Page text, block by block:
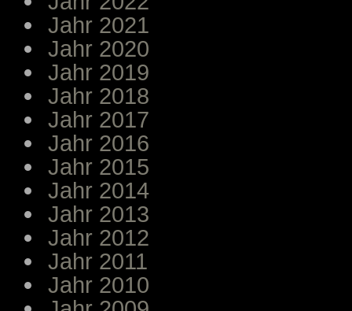
Jahr 2021
Jahr 2020
Jahr 2019
Jahr 2018
Jahr 2017
Jahr 2016
Jahr 2015
Jahr 2014
Jahr 2013
Jahr 2012
Jahr 2011
Jahr 2010